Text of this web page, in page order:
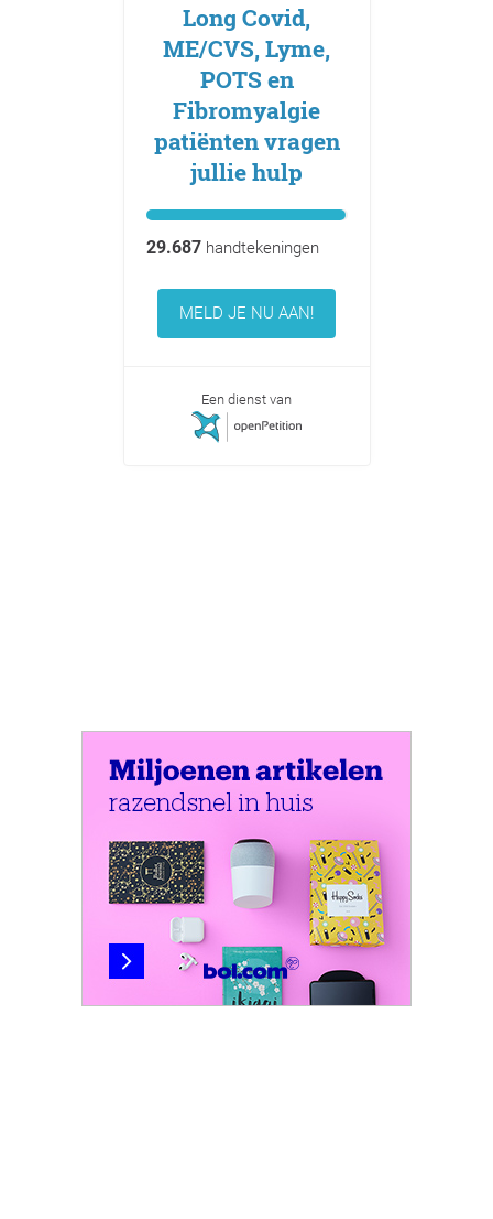
Long Covid,
ME/CVS, Lyme,
POTS en
Fibromyalgie
patiënten vragen
jullie hulp
29.687handtekeningen
MELD JE NU AAN!
Een dienst van